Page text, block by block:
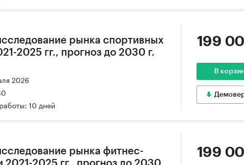
рынка спортивных
2025 гг., прогноз до 2030 г.
2026
10 дней
199
В
рынка фитнес-
199